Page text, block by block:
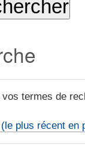
termes de
plus récent en